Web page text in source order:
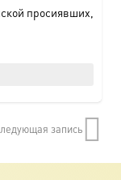
просиявших,
запись